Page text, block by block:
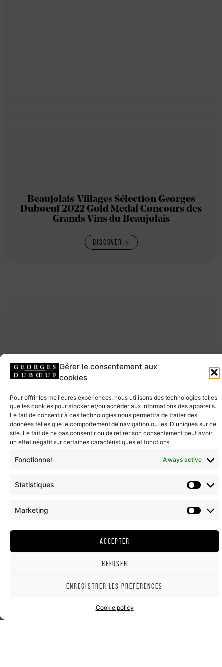
Gérer le consentement aux
cookies
Pour offrir les meilleures expériences, nous utilisons des technologies telles
que les cookies pour stocker et/ou accéder aux informations des appareils.
Le fait de consentir à ces technologies nous permettra de traiter des
données telles que le comportement de navigation ou les ID uniques sur ce
site. Le fait de ne pas consentir ou de retirer son consentement peut avoir
un effet négatif sur certaines caractéristiques et fonctions.
Fonctionnel Always active
Statistiques
Marketing
ACCEPTER
REFUSER
ENREGISTRER LES PRÉFÉRENCES
Cookie policy
Beaujolais-Villages Sélection Georges
Duboeuf 2022 Gold Medal Concours des
Grands Vins du Beaujolais
DISCOVER